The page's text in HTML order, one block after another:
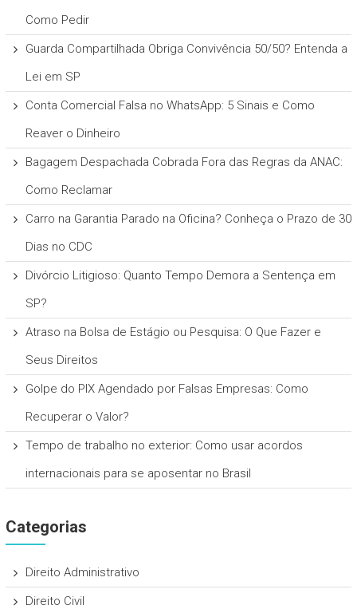
Como Pedir
Guarda Compartilhada Obriga Convivência 50/50? Entenda a
Lei em SP
Conta Comercial Falsa no WhatsApp: 5 Sinais e Como
Reaver o Dinheiro
Bagagem Despachada Cobrada Fora das Regras da ANAC:
Como Reclamar
Carro na Garantia Parado na Oficina? Conheça o Prazo de 30
Dias no CDC
Divórcio Litigioso: Quanto Tempo Demora a Sentença em
SP?
Atraso na Bolsa de Estágio ou Pesquisa: O Que Fazer e
Seus Direitos
Golpe do PIX Agendado por Falsas Empresas: Como
Recuperar o Valor?
Tempo de trabalho no exterior: Como usar acordos
internacionais para se aposentar no Brasil
Categorias
Direito Administrativo
Direito Civil